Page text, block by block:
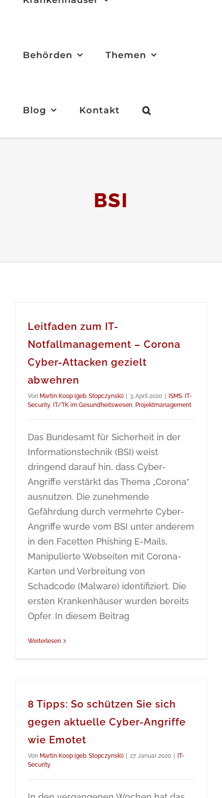
Behörden Themen
Blog Kontakt
BSI
Leitfaden zum IT-
Notfallmanagement – Corona
Cyber-Attacken gezielt
abwehren
Von Martin Koop (geb. Stopczynski) 3. April 2020 ISMS, IT-
Security, IT/TK im Gesundheitswesen, Projektmanagement
Das Bundesamt für Sicherheit in der
Informationstechnik (BSI) weist
dringend darauf hin, dass Cyber-
Angriffe verstärkt das Thema „Corona“
ausnutzen. Die zunehmende
Gefährdung durch vermehrte Cyber-
Angriffe wurde vom BSI unter anderem
in den Facetten Phishing E-Mails,
Manipulierte Webseiten mit Corona-
Karten und Verbreitung von
Schadcode (Malware) identifiziert. Die
ersten Krankenhäuser wurden bereits
Opfer. In diesem Beitrag
Weiterlesen
8 Tipps: So schützen Sie sich
gegen aktuelle Cyber-Angriffe
wie Emotet
Von Martin Koop (geb. Stopczynski) 27. Januar 2020
IT-
Security